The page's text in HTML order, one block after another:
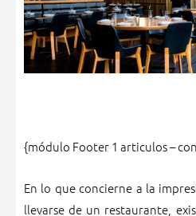
{módulo Footer 1 articulos –
En lo que concierne a la
llevarse de un restaurante,